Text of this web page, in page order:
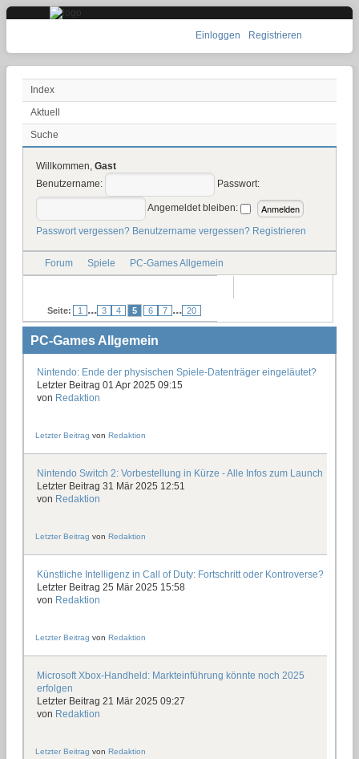
Einloggen Registrieren
Index
Aktuell
Suche
Willkommen, Gast
Benutzername:
Passwort:
Angemeldet bleiben:
Passwort vergessen? Benutzername vergessen? Registrieren
Forum Spiele PC-Games Allgemein
Seite: 1 ... 3 4 5 6 7 ... 20
PC-Games Allgemein
Nintendo: Ende der physischen Spiele-Datenträger eingeläutet?
Letzter Beitrag 01 Apr 2025 09:15
von Redaktion
Letzter Beitrag vonRedaktion
Nintendo Switch 2: Vorbestellung in Kürze - Alle Infos zum Launch
Letzter Beitrag 31 Mär 2025 12:51
von Redaktion
Letzter Beitrag vonRedaktion
Künstliche Intelligenz in Call of Duty: Fortschritt oder Kontroverse?
Letzter Beitrag 25 Mär 2025 15:58
von Redaktion
Letzter Beitrag vonRedaktion
Microsoft Xbox-Handheld: Markteinführung könnte noch 2025
erfolgen
Letzter Beitrag 21 Mär 2025 09:27
von Redaktion
Letzter Beitrag vonRedaktion